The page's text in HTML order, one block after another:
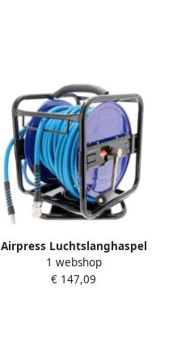
Airpress Luchtslanghaspel
hybride polymeer |
vloermodel | 1 4"
1 webshop
€ 147,09